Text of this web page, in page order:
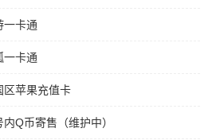
一卡通
一卡通
区苹果充值卡
Q币寄售（维护中）